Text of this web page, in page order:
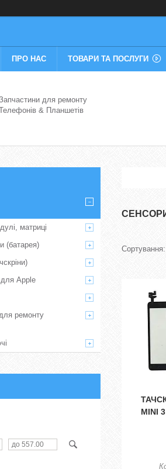
ПРО НАС ТОВАРИ ТА ПОСЛУГИ
для ремонту
& Планшетів
MINI
матриці
(батарея)
Apple
ремонту